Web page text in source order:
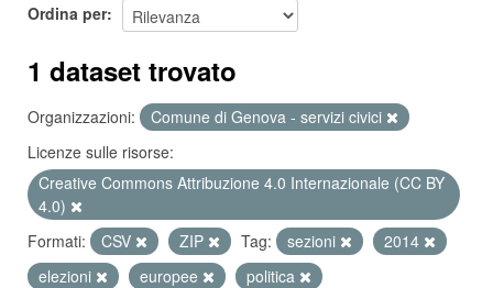
Ordina per
1 dataset trovato
Organizzazioni:
Comune di Genova - servizi civici
Licenze sulle risorse:
Creative Commons Attribuzione 4.0 Internazionale (CC BY
4.0)
Formati:
CSV ZIP Tag: sezioni
2014
elezioni
europee
politica